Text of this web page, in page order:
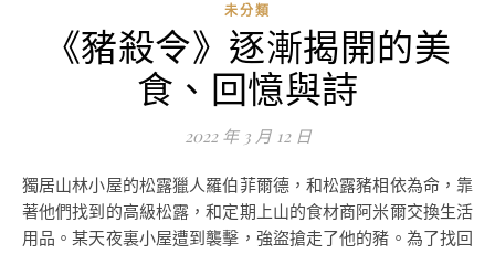
未分類
《豬殺令》逐漸揭開的美
食、回憶與詩
2022 年 3 月 12 日
獨居山林小屋的松露獵人羅伯菲爾德，和松露豬相依為命，靠
著他們找到的高級松露，和定期上山的食材商阿米爾交換生活
用品。某天夜裏小屋遭到襲擊，強盜搶走了他的豬。為了找回